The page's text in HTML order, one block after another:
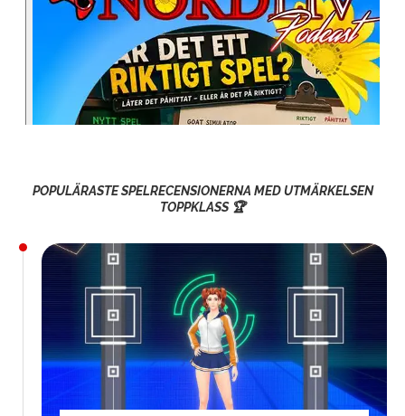
POPULÄRASTE SPELRECENSIONERNA MED UTMÄRKELSEN
TOPPKLASS 🏆